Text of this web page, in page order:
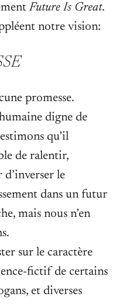
Future Is Great.
notre vision:
promesse.
digne de
qu’il
de ralentir,
le
dans un futur
mais nous n’en
sur le caractère
fictif de certains
et diverses